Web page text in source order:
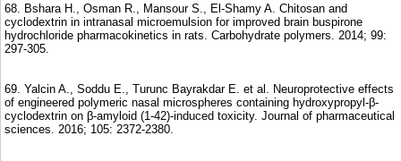
68. Bshara H., Osman R., Mansour S., El-Shamy A. Chitosan and
cyclodextrin in intranasal microemulsion for improved brain buspirone
hydrochloride pharmacokinetics in rats. Carbohydrate polymers. 2014; 99:
297-305.
69. Yalcin A., Soddu E., Turunc Bayrakdar E. et al. Neuroprotective effects
of engineered polymeric nasal microspheres containing hydroxypropyl-β-
cyclodextrin on β-amyloid (1-42)-induced toxicity. Journal of pharmaceutical
sciences. 2016; 105: 2372-2380.